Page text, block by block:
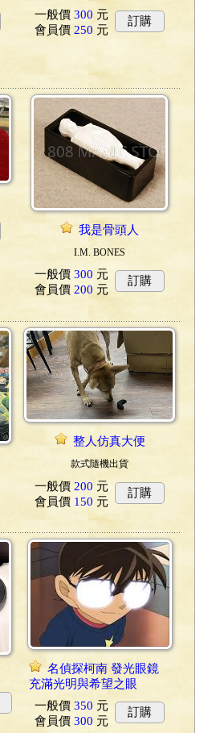
一般價 300 元
會員價 250 元
訂購
我是骨頭人
I.M. BONES
一般價 300 元
會員價 200 元
訂購
整人仿真大便
款式隨機出貨
一般價 200 元
會員價 150 元
訂購
名偵探柯南 發光眼鏡
充滿光明與希望之眼
一般價 350 元
會員價 300 元
訂購